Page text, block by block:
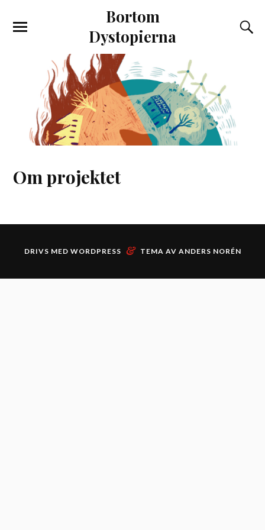
Bortom
Dystopierna
Om projektet
DRIVS MED WORDPRESS & TEMA AV ANDERS NORÉN